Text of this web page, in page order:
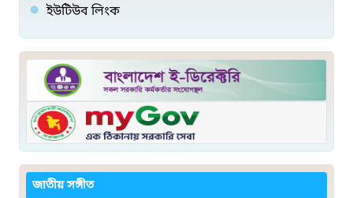
ইউটিউব লিংক
জাতীয় সঙ্গীত